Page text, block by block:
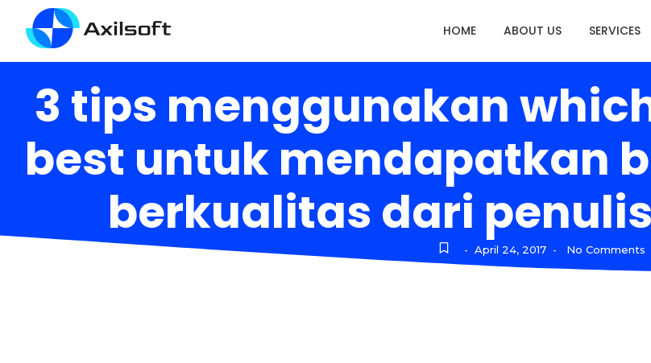
HOME ABOUT US SERVICES
3 tips menggunakan
best untuk mendapatkan
berkualitas dari
- April 24, 2017 - No Comments